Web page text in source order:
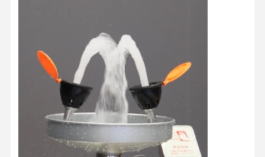
Estação de lavagem de olhos de balcão
Estação de lavagem de olhos com pedal de pé
Estação de lavagem de olhos fechada
Lava-olhos de aquecimento elétrico
Lava-olhos resistente ao congelamento